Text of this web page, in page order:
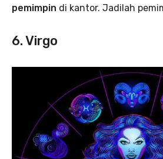
pemimpin di kantor. Jadilah
6. Virgo